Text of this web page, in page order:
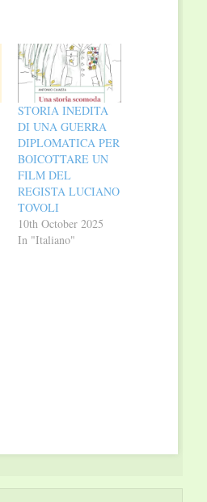
STORIA INEDITA
DI UNA GUERRA
DIPLOMATICA PER
BOICOTTARE UN
FILM DEL
REGISTA LUCIANO
TOVOLI
10th October 2025
In "Italiano"